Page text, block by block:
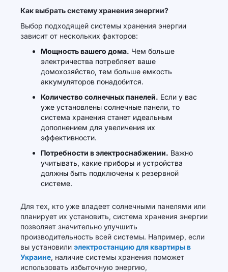
Как выбрать систему хранения энергии?
Выбор подходящей системы хранения энергии
зависит от нескольких факторов:
Мощность вашего дома. Чем больше
электричества потребляет ваше
домохозяйство, тем больше емкость
аккумуляторов понадобится.
Количество солнечных панелей. Если у вас
уже установлены солнечные панели, то
система хранения станет идеальным
дополнением для увеличения их
эффективности.
Потребности в электроснабжении. Важно
учитывать, какие приборы и устройства
должны быть подключены к резервной
системе.
Для тех, кто уже владеет солнечными панелями или
планирует их установить, система хранения энергии
позволяет значительно улучшить
производительность всей системы. Например, если
вы установили электростанцию для квартиры в
Украине, наличие системы хранения поможет
использовать избыточную энергию,